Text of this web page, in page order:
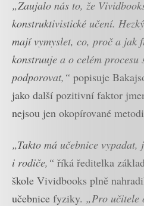
„Zaujalo nás to, že
konstruktivistické učení.
mají vymyslet, co, proč a jak
konstruuje a o celém procesu
podporovat,“ popisuje
jako další pozitivní faktor
nejsou jen okopírované
„Takto má učebnice
i rodiče,“ říká ředitelka
škole Vividbooks plně
učebnice fyziky. „Pro učitele